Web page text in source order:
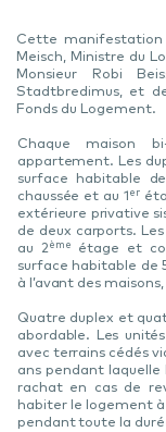
Cette manifestation
Meisch, Ministre du
Monsieur Robi
Stadtbredimus, et
Fonds du Logement.
Chaque maison
appartement. Les
surface habitable
chaussée et au 1er
extérieure privative
de deux carports.
au 2ème
étage et
surface habitable de
à l’avant des
Quatre duplex et
abordable. Les
avec terrains cédés
ans pendant laquelle
rachat en cas de
habiter le logement
pendant toute la